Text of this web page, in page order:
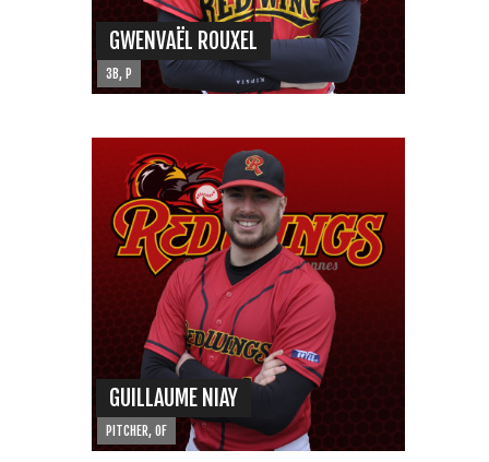
GWENVAËL ROUXEL
3B, P
GUILLAUME NIAY
PITCHER, OF